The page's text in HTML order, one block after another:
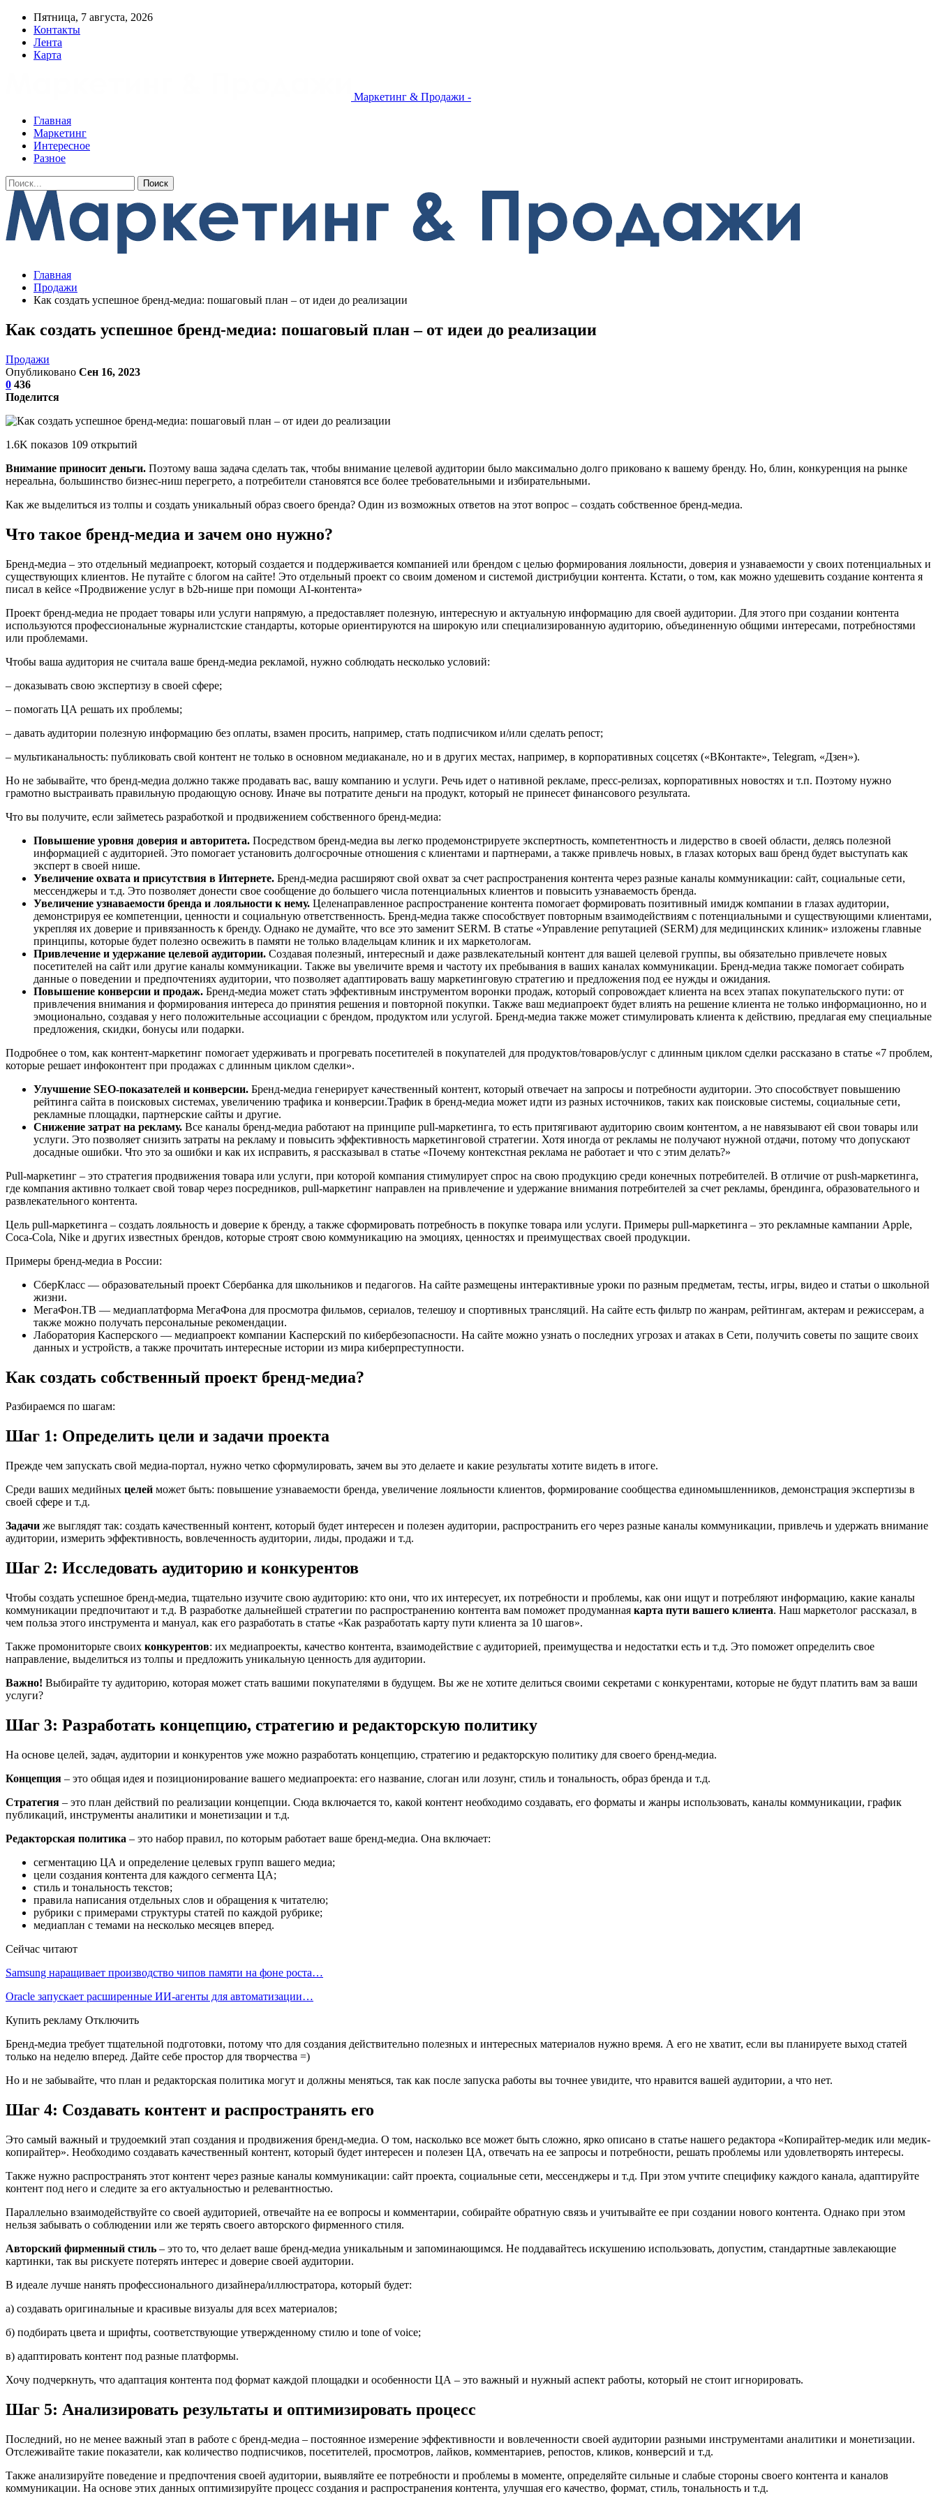
Пятница, 7 августа, 2026
Контакты
Лента
Карта
Маркетинг & Продажи -
Главная
Маркетинг
Интересное
Разное
Главная
Продажи
Как создать успешное бренд-медиа: пошаговый план – от идеи до реализации
Как создать успешное бренд-медиа: пошаговый план – от идеи до реализации
Продажи
Опубликовано Сен 16, 2023
0 436
Поделится
1.6K показов 109 открытий
Внимание приносит деньги. Поэтому ваша задача сделать так, чтобы внимание целевой аудитории было максимально долго приковано к вашему бренду. Но, блин, конкуренция на рынке
нереальна, большинство бизнес-ниш перегрето, а потребители становятся все более требовательными и избирательными.
Как же выделиться из толпы и создать уникальный образ своего бренда? Один из возможных ответов на этот вопрос – создать собственное бренд-медиа.
Что такое бренд-медиа и зачем оно нужно?
Бренд-медиа – это отдельный медиапроект, который создается и поддерживается компанией или брендом с целью формирования лояльности, доверия и узнаваемости у своих потенциальных и
существующих клиентов. Не путайте с блогом на сайте! Это отдельный проект со своим доменом и системой дистрибуции контента. Кстати, о том, как можно удешевить создание контента я
писал в кейсе «Продвижение услуг в b2b-нише при помощи AI-контента»
Проект бренд-медиа не продает товары или услуги напрямую, а предоставляет полезную, интересную и актуальную информацию для своей аудитории. Для этого при создании контента
используются профессиональные журналистские стандарты, которые ориентируются на широкую или специализированную аудиторию, объединенную общими интересами, потребностями
или проблемами.
Чтобы ваша аудитория не считала ваше бренд-медиа рекламой, нужно соблюдать несколько условий:
– доказывать свою экспертизу в своей сфере;
– помогать ЦА решать их проблемы;
– давать аудитории полезную информацию без оплаты, взамен просить, например, стать подписчиком и/или сделать репост;
– мультиканальность: публиковать свой контент не только в основном медиаканале, но и в других местах, например, в корпоративных соцсетях («ВКонтакте», Telegram, «Дзен»).
Но не забывайте, что бренд-медиа должно также продавать вас, вашу компанию и услуги. Речь идет о нативной рекламе, пресс-релизах, корпоративных новостях и т.п. Поэтому нужно
грамотно выстраивать правильную продающую основу. Иначе вы потратите деньги на продукт, который не принесет финансового результата.
Что вы получите, если займетесь разработкой и продвижением собственного бренд-медиа:
Повышение уровня доверия и авторитета. Посредством бренд-медиа вы легко продемонстрируете экспертность, компетентность и лидерство в своей области, делясь полезной
информацией с аудиторией. Это помогает установить долгосрочные отношения с клиентами и партнерами, а также привлечь новых, в глазах которых ваш бренд будет выступать как
эксперт в своей нише.
Увеличение охвата и присутствия в Интернете. Бренд-медиа расширяют свой охват за счет распространения контента через разные каналы коммуникации: сайт, социальные сети,
мессенджеры и т.д. Это позволяет донести свое сообщение до большего числа потенциальных клиентов и повысить узнаваемость бренда.
Увеличение узнаваемости бренда и лояльности к нему. Целенаправленное распространение контента помогает формировать позитивный имидж компании в глазах аудитории,
демонстрируя ее компетенции, ценности и социальную ответственность. Бренд-медиа также способствует повторным взаимодействиям с потенциальными и существующими клиентами,
укрепляя их доверие и привязанность к бренду. Однако не думайте, что все это заменит SERM. В статье «Управление репутацией (SERM) для медицинских клиник» изложены главные
принципы, которые будет полезно освежить в памяти не только владельцам клиник и их маркетологам.
Привлечение и удержание целевой аудитории. Создавая полезный, интересный и даже развлекательный контент для вашей целевой группы, вы обязательно привлечете новых
посетителей на сайт или другие каналы коммуникации. Также вы увеличите время и частоту их пребывания в ваших каналах коммуникации. Бренд-медиа также помогает собирать
данные о поведении и предпочтениях аудитории, что позволяет адаптировать вашу маркетинговую стратегию и предложения под ее нужды и ожидания.
Повышение конверсии и продаж. Бренд-медиа может стать эффективным инструментом воронки продаж, который сопровождает клиента на всех этапах покупательского пути: от
привлечения внимания и формирования интереса до принятия решения и повторной покупки. Также ваш медиапроект будет влиять на решение клиента не только информационно, но и
эмоционально, создавая у него положительные ассоциации с брендом, продуктом или услугой. Бренд-медиа также может стимулировать клиента к действию, предлагая ему специальные
предложения, скидки, бонусы или подарки.
Подробнее о том, как контент-маркетинг помогает удерживать и прогревать посетителей в покупателей для продуктов/товаров/услуг с длинным циклом сделки рассказано в статье «7 проблем,
которые решает инфоконтент при продажах с длинным циклом сделки».
Улучшение SEO-показателей и конверсии. Бренд-медиа генерирует качественный контент, который отвечает на запросы и потребности аудитории. Это способствует повышению
рейтинга сайта в поисковых системах, увеличению трафика и конверсии.Трафик в бренд-медиа может идти из разных источников, таких как поисковые системы, социальные сети,
рекламные площадки, партнерские сайты и другие.
Снижение затрат на рекламу. Все каналы бренд-медиа работают на принципе pull-маркетинга, то есть притягивают аудиторию своим контентом, а не навязывают ей свои товары или
услуги. Это позволяет снизить затраты на рекламу и повысить эффективность маркетинговой стратегии. Хотя иногда от рекламы не получают нужной отдачи, потому что допускают
досадные ошибки. Что это за ошибки и как их исправить, я рассказывал в статье «Почему контекстная реклама не работает и что с этим делать?»
Pull-маркетинг – это стратегия продвижения товара или услуги, при которой компания стимулирует спрос на свою продукцию среди конечных потребителей. В отличие от push-маркетинга,
где компания активно толкает свой товар через посредников, pull-маркетинг направлен на привлечение и удержание внимания потребителей за счет рекламы, брендинга, образовательного и
развлекательного контента.
Цель pull-маркетинга – создать лояльность и доверие к бренду, а также сформировать потребность в покупке товара или услуги. Примеры pull-маркетинга – это рекламные кампании Apple,
Coca-Cola, Nike и других известных брендов, которые строят свою коммуникацию на эмоциях, ценностях и преимуществах своей продукции.
Примеры бренд-медиа в России:
СберКласс — образовательный проект Сбербанка для школьников и педагогов. На сайте размещены интерактивные уроки по разным предметам, тесты, игры, видео и статьи о школьной
жизни.
МегаФон.ТВ — медиаплатформа МегаФона для просмотра фильмов, сериалов, телешоу и спортивных трансляций. На сайте есть фильтр по жанрам, рейтингам, актерам и режиссерам, а
также можно получать персональные рекомендации.
Лаборатория Касперского — медиапроект компании Касперский по кибербезопасности. На сайте можно узнать о последних угрозах и атаках в Cети, получить советы по защите своих
данных и устройств, а также прочитать интересные истории из мира киберпреступности.
Как создать собственный проект бренд-медиа?
Разбираемся по шагам:
Шаг 1: Определить цели и задачи проекта
Прежде чем запускать свой медиа-портал, нужно четко сформулировать, зачем вы это делаете и какие результаты хотите видеть в итоге.
Среди ваших медийных целей может быть: повышение узнаваемости бренда, увеличение лояльности клиентов, формирование сообщества единомышленников, демонстрация экспертизы в
своей сфере и т.д.
Задачи же выглядят так: создать качественный контент, который будет интересен и полезен аудитории, распространить его через разные каналы коммуникации, привлечь и удержать внимание
аудитории, измерить эффективность, вовлеченность аудитории, лиды, продажи и т.д.
Шаг 2: Исследовать аудиторию и конкурентов
Чтобы создать успешное бренд-медиа, тщательно изучите свою аудиторию: кто они, что их интересует, их потребности и проблемы, как они ищут и потребляют информацию, какие каналы
коммуникации предпочитают и т.д. В разработке дальнейшей стратегии по распространению контента вам поможет продуманная карта пути вашего клиента. Наш маркетолог рассказал, в
чем польза этого инструмента и мануал, как его разработать в статье «Как разработать карту пути клиента за 10 шагов».
Также промониторьте своих конкурентов: их медиапроекты, качество контента, взаимодействие с аудиторией, преимущества и недостатки есть и т.д. Это поможет определить свое
направление, выделиться из толпы и предложить уникальную ценность для аудитории.
Важно! Выбирайте ту аудиторию, которая может стать вашими покупателями в будущем. Вы же не хотите делиться своими секретами с конкурентами, которые не будут платить вам за ваши
услуги?
Шаг 3: Разработать концепцию, стратегию и редакторскую политику
На основе целей, задач, аудитории и конкурентов уже можно разработать концепцию, стратегию и редакторскую политику для своего бренд-медиа.
Концепция – это общая идея и позиционирование вашего медиапроекта: его название, слоган или лозунг, стиль и тональность, образ бренда и т.д.
Стратегия – это план действий по реализации концепции. Сюда включается то, какой контент необходимо создавать, его форматы и жанры использовать, каналы коммуникации, график
публикаций, инструменты аналитики и монетизации и т.д.
Редакторская политика – это набор правил, по которым работает ваше бренд-медиа. Она включает:
сегментацию ЦА и определение целевых групп вашего медиа;
цели создания контента для каждого сегмента ЦА;
стиль и тональность текстов;
правила написания отдельных слов и обращения к читателю;
рубрики с примерами структуры статей по каждой рубрике;
медиаплан с темами на несколько месяцев вперед.
Сейчас читают
Samsung наращивает производство чипов памяти на фоне роста…
Oracle запускает расширенные ИИ‑агенты для автоматизации…
Купить рекламу Отключить
Бренд-медиа требует тщательной подготовки, потому что для создания действительно полезных и интересных материалов нужно время. А его не хватит, если вы планируете выход статей
только на неделю вперед. Дайте себе простор для творчества =)
Но и не забывайте, что план и редакторская политика могут и должны меняться, так как после запуска работы вы точнее увидите, что нравится вашей аудитории, а что нет.
Шаг 4: Создавать контент и распространять его
Это самый важный и трудоемкий этап создания и продвижения бренд-медиа. О том, насколько все может быть сложно, ярко описано в статье нашего редактора «Копирайтер-медик или медик-
копирайтер». Необходимо создавать качественный контент, который будет интересен и полезен ЦА, отвечать на ее запросы и потребности, решать проблемы или удовлетворять интересы.
Также нужно распространять этот контент через разные каналы коммуникации: сайт проекта, социальные сети, мессенджеры и т.д. При этом учтите специфику каждого канала, адаптируйте
контент под него и следите за его актуальностью и релевантностью.
Параллельно взаимодействуйте со своей аудиторией, отвечайте на ее вопросы и комментарии, собирайте обратную связь и учитывайте ее при создании нового контента. Однако при этом
нельзя забывать о соблюдении или же терять своего авторского фирменного стиля.
Авторский фирменный стиль – это то, что делает ваше бренд-медиа уникальным и запоминающимся. Не поддавайтесь искушению использовать, допустим, стандартные завлекающие
картинки, так вы рискуете потерять интерес и доверие своей аудитории.
В идеале лучше нанять профессионального дизайнера/иллюстратора, который будет:
а) создавать оригинальные и красивые визуалы для всех материалов;
б) подбирать цвета и шрифты, соответствующие утвержденному стилю и tone of voice;
в) адаптировать контент под разные платформы.
Хочу подчеркнуть, что адаптация контента под формат каждой площадки и особенности ЦА – это важный и нужный аспект работы, который не стоит игнорировать.
Шаг 5: Анализировать результаты и оптимизировать процесс
Последний, но не менее важный этап в работе с бренд-медиа – постоянное измерение эффективности и вовлеченности своей аудитории разными инструментами аналитики и монетизации.
Отслеживайте такие показатели, как количество подписчиков, посетителей, просмотров, лайков, комментариев, репостов, кликов, конверсий и т.д.
Также анализируйте поведение и предпочтения своей аудитории, выявляйте ее потребности и проблемы в моменте, определяйте сильные и слабые стороны своего контента и каналов
коммуникации. На основе этих данных оптимизируйте процесс создания и распространения контента, улучшая его качество, формат, стиль, тональность и т.д.